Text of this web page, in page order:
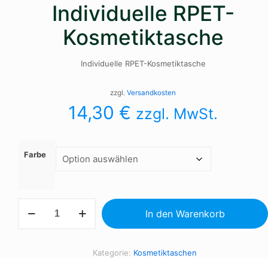
Individuelle RPET-
Kosmetiktasche
Individuelle RPET-Kosmetiktasche
zzgl. Versandkosten
14,30 € zzgl. MwSt.
Farbe
RPET-
In den Warenkorb
Kategorie: Kosmetiktaschen